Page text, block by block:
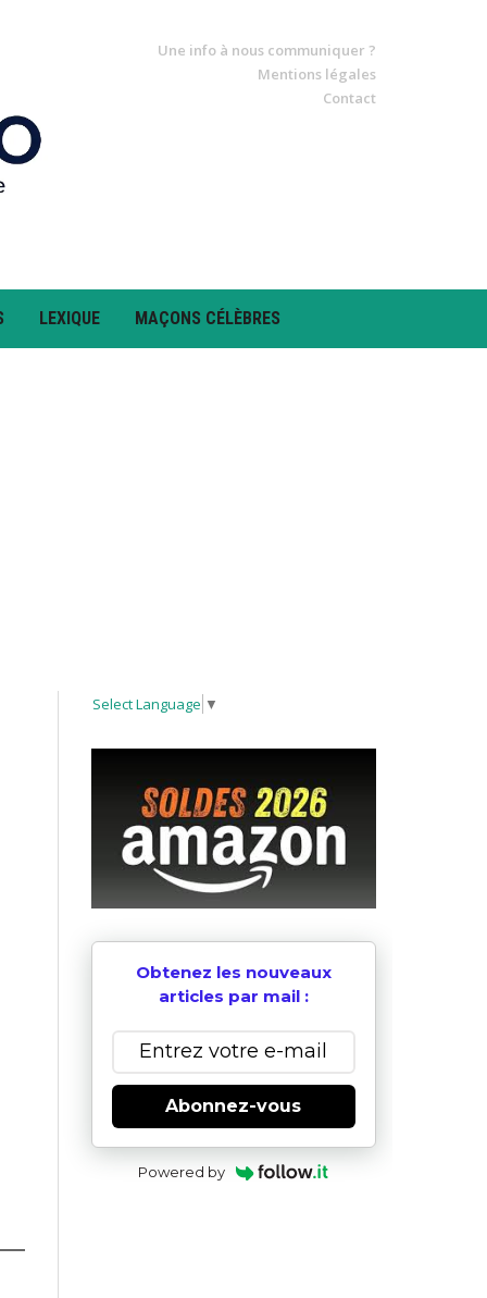
Une info à nous communiquer ?
Mentions légales
Contact
LEXIQUE MAÇONS CÉLÈBRES
Select Language ▼
Obtenez les nouveaux
articles par mail :
Abonnez-vous
Powered by